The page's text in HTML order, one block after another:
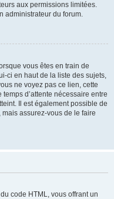
aux permissions limitées.
administrateur du forum.
vous êtes en train de
ci en haut de la liste des sujets,
ne voyez pas ce lien, cette
d’attente nécessaire entre
Il est également possible de
assurez-vous de le faire
code HTML, vous offrant un